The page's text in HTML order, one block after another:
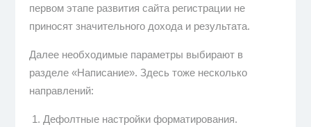
первом этапе развития сайта регистрации не
приносят значительного дохода и результата.
Далее необходимые параметры выбирают в
разделе «Написание». Здесь тоже несколько
направлений:
Дефолтные настройки форматирования.